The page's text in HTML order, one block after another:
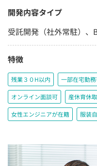
開発内容タイプ
受託開発（社外常駐）、
特徴
残業３０H以内 一部在宅勤
オンライン面談可 産休育休
女性エンジニアが在籍 服装